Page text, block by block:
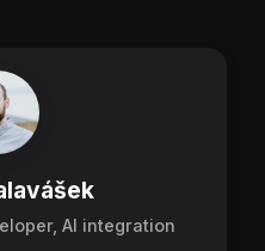
AI integration